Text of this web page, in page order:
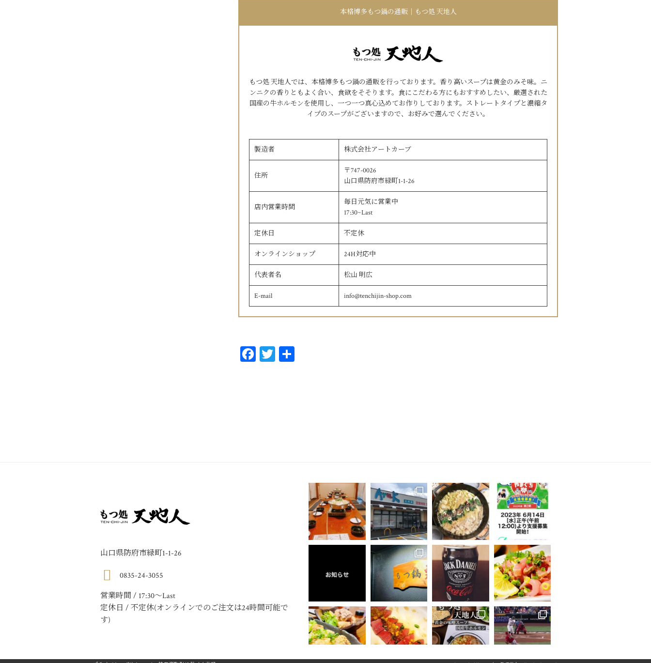
本格博多もつ鍋の通販｜もつ処 天地人
もつ処 天地人では、本格博多もつ鍋の通販を行っております。香り高いスープは黄金のみそ味。ニ
ンニクの香りともよく合い、食欲をそそります。食にこだわる方にもおすすめしたい、厳選された
国産の牛ホルモンを使用し、一つ一つ真心込めてお作りしております。ストレートタイプと濃縮タ
イプのスープがございますので、お好みで選んでください。
製造者 株式会社アートカーブ
住所
〒747-0026
山口県防府市緑町1-1-26
店内営業時間
毎日元気に営業中
17:30~Last
定休日 不定休
オンラインショップ 24H対応中
代表者名 松山 明広
E-mail info@tenchijin-shop.com
Fa T
山口県防府市緑町1-1-26
0835-24-3055
営業時間 / 17:30〜Last
定休日 / 不定休(オンラインでのご注文は24時間可能で
す)